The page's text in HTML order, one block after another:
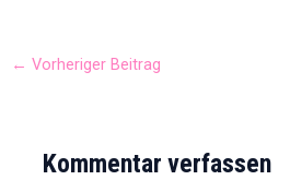
Post
← Vorheriger Beitrag
Kommentar verfassen